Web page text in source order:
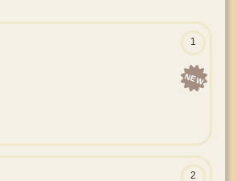
1
NEW
2